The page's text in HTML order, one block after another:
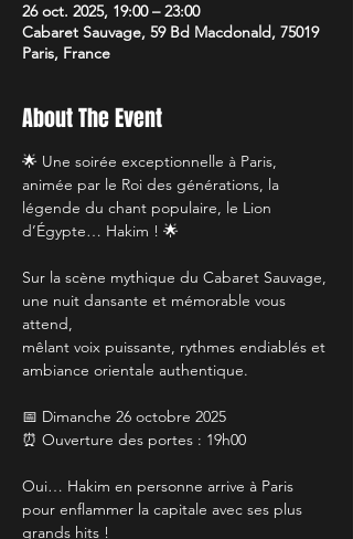
26 oct. 2025, 19:00 – 23:00
Cabaret Sauvage, 59 Bd Macdonald, 75019
Paris, France
About The Event
🌟 Une soirée exceptionnelle à Paris,
animée par le Roi des générations, la
légende du chant populaire, le Lion
d’Égypte… Hakim ! 🌟
Sur la scène mythique du Cabaret Sauvage,
une nuit dansante et mémorable vous
attend,
mêlant voix puissante, rythmes endiablés et
ambiance orientale authentique.
📅 Dimanche 26 octobre 2025
⏰ Ouverture des portes : 19h00
Oui… Hakim en personne arrive à Paris
pour enflammer la capitale avec ses plus
grands hits !